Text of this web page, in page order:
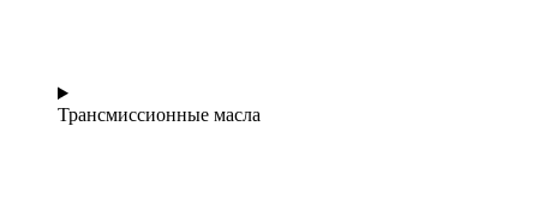
Трансмиссионные масла